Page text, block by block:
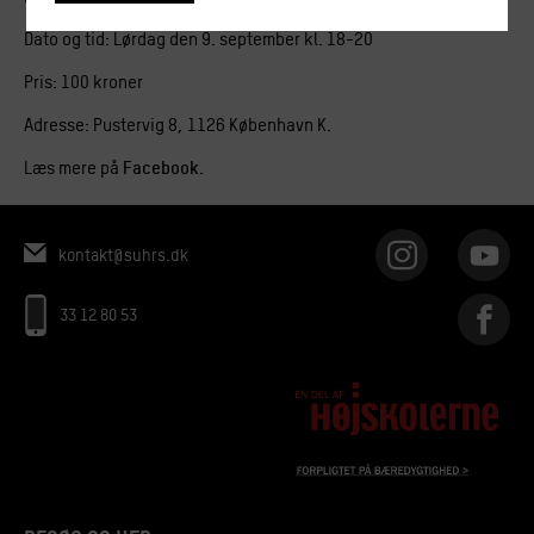
Dato og tid: Lørdag den 9. september kl. 18-20
Pris: 100 kroner
Adresse: Pustervig 8, 1126 København K.
Læs mere på Facebook.
kontakt@suhrs.dk
33 12 80 53